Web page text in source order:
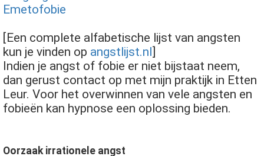
Emetofobie
[Een complete alfabetische lijst van angsten
kun je vinden op angstlijst.nl]
Indien je angst of fobie er niet bijstaat neem,
dan gerust contact op met mijn praktijk in Etten
Leur. Voor het overwinnen van vele angsten en
fobieën kan hypnose een oplossing bieden.
Oorzaak irrationele angst